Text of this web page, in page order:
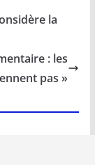
g
la
: les
pas »